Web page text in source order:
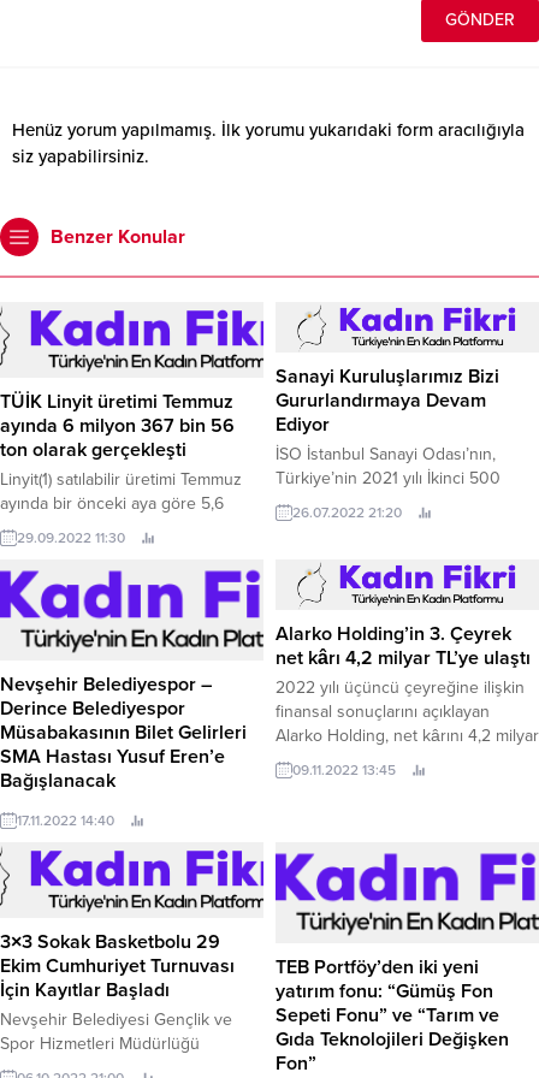
Henüz yorum yapılmamış. İlk yorumu yukarıdaki form aracılığıyla
siz yapabilirsiniz.
Benzer Konular
TÜİK Linyit üretimi Temmuz
ayında 6 milyon 367 bin 56
ton olarak gerçekleşti
Linyit(1) satılabilir üretimi Temmuz
ayında bir önceki aya göre 5,6
azalırken bir önceki yılın aynı ayına
göre 16,7 arttı.
29.09.2022 11:30
Sanayi Kuruluşlarımız Bizi
Gururlandırmaya Devam
Ediyor
İSO İstanbul Sanayi Odası’nın,
Türkiye’nin 2021 yılı İkinci 500
Büyük Sanayi Kuruluşu
araştırmasının sonuçlarını
değerlendirmelerde bulunan
Plastik Sanayicileri Federasyonu
(PLASFED) Yönetim Kurulu Başkanı
Ömer Karadeniz: “Sanayimiz ve tüm
sektörlerimiz için gurur verici olan
bu tablonun gelecek senelerde de
devam edeceğinden şüphem yok.
26.07.2022 21:20
Nevşehir Belediyespor –
Derince Belediyespor
Müsabakasının Bilet Gelirleri
SMA Hastası Yusuf Eren’e
Bağışlanacak
Nevşehir Belediyespor Kulüp
Yönetimi, hafta sonu Gazi Stadı’nda
oynanacak olan Nevşehir
Belediyespor-Belediye
Derincespor maçının tribün
gelirlerinin SMA hastası Yusuf
Eren’e bağışlanacağını açıkladı.
17.11.2022 14:40
Alarko Holding’in 3. Çeyrek
net kârı 4,2 milyar TL’ye ulaştı
2022 yılı üçüncü çeyreğine ilişkin
finansal sonuçlarını açıklayan
Alarko Holding, net kârını 4,2 milyar
TL seviyesine taşıyarak
beklentilerin üzerinde sonuçlar
09.11.2022 13:45
3×3 Sokak Basketbolu 29
Ekim Cumhuriyet Turnuvası
İçin Kayıtlar Başladı
Nevşehir Belediyesi Gençlik ve
Spor Hizmetleri Müdürlüğü
tarafından 29 Ekim Cumhuriyet
TEB Portföy’den iki yeni
yatırım fonu: “Gümüş Fon
Sepeti Fonu” ve “Tarım ve
Gıda Teknolojileri Değişken
Fon”